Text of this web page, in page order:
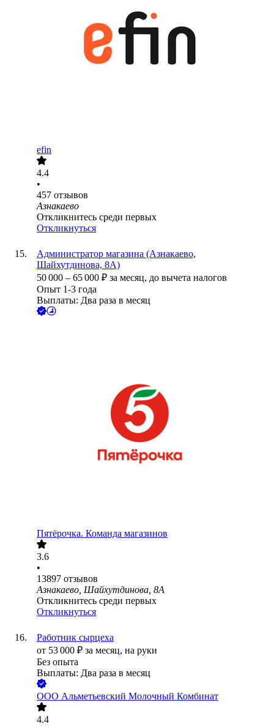
efin
4.4
•
457 отзывов
Азнакаево
Откликнитесь среди первых
Откликнуться
Администратор магазина (Азнакаево,
Шайхутдинова, 8А)
50 000 – 65 000 ₽ за месяц, до вычета налогов
Опыт 1-3 года
Выплаты: Два раза в месяц
Пятёрочка. Команда магазинов
3.6
•
13897 отзывов
Азнакаево, Шайхутдинова, 8А
Откликнитесь среди первых
Откликнуться
Работник сырцеха
от 53 000 ₽ за месяц, на руки
Без опыта
Выплаты: Два раза в месяц
ООО Альметьевский Молочный Комбинат
4.4